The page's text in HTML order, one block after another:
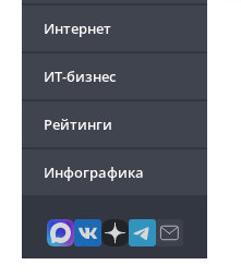
Интернет
ИТ-бизнес
Рейтинги
Инфографика